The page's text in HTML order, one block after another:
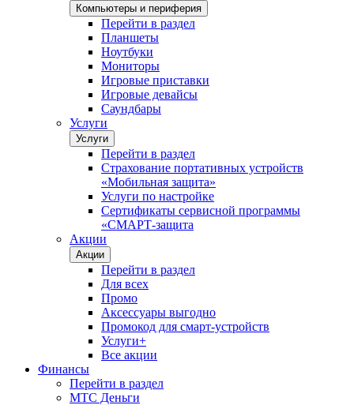
Компьютеры и периферия
Перейти в раздел
Планшеты
Ноутбуки
Мониторы
Игровые приставки
Игровые девайсы
Саундбары
Услуги
Услуги
Перейти в раздел
Страхование портативных устройств
«Мобильная защита»
Услуги по настройке
Сертификаты сервисной программы
«СМАРТ-защита
Акции
Акции
Перейти в раздел
Для всех
Промо
Аксессуары выгодно
Промокод для смарт-устройств
Услуги+
Все акции
Финансы
Перейти в раздел
МТС Деньги